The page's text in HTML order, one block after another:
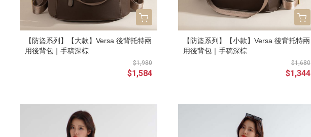
【防盜系列】【大款】Versa 後背托特兩
用後背包｜手稿深棕
$1,980
$1,584
【防盜系列】【小款】Versa 後背托特兩
用後背包｜手稿深棕
$1,680
$1,344